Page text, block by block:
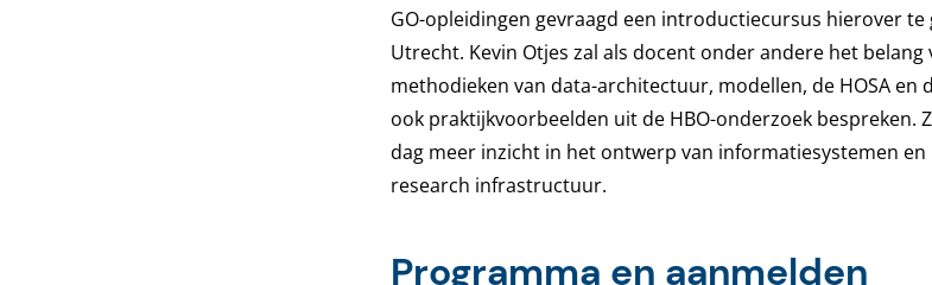
GO-opleidingen gevraagd een introductiecursus hierover te
Utrecht. Kevin Otjes zal als docent onder andere het
methodieken van data-architectuur, modellen, de HOSA en
ook praktijkvoorbeelden uit de HBO-onderzoek bespreken.
dag meer inzicht in het ontwerp van informatiesystemen
research infrastructuur.
Programma en aanmelden